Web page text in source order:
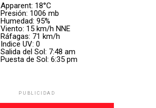
Apparent: 18°C
Presión: 1006 mb
Humedad: 95%
Viento: 15 km/h NNE
Ráfagas: 71 km/h
Indice UV: 0
Salida del Sol: 7:48 am
Puesta de Sol: 6:35 pm
PUBLICIDAD